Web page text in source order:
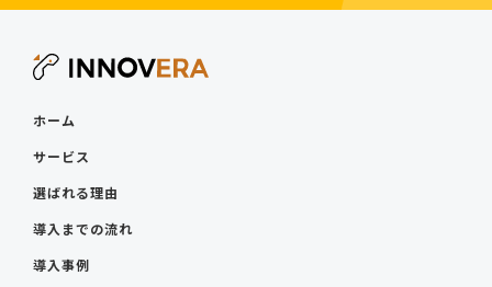
ホーム
サービス
選ばれる理由
導入までの流れ
導入事例